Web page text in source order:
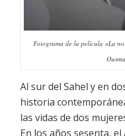
Fotograma de la película «La
Al sur del Sahel y en
historia
las vidas de dos
En los años sesenta,